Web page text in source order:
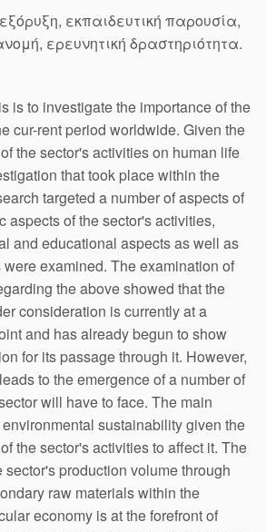
εξόρυξη, εκπαιδευτική παρουσία,
ερευνητική δραστηριότητα.
is to investigate the importance of the
cur-rent period worldwide. Given the
the sector's activities on human life
that took place within the
targeted a number of aspects of
aspects of the sector's activities,
and educational aspects as well as
examined. The examination of
the above showed that the
consideration is currently at a
and has already begun to show
for its passage through it. However,
to the emergence of a number of
will have to face. The main
sustainability given the
the sector's activities to affect it. The
production volume through
raw materials within the
economy is at the forefront of